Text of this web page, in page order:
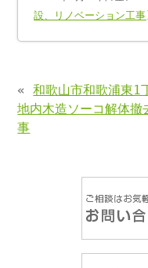
設、リノベーション工事
«和歌山市和歌浦東1
地内木造ソーコ解体撤
事